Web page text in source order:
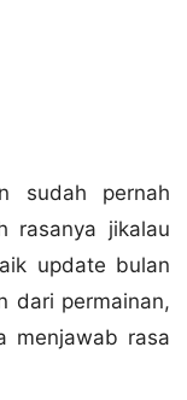
sudah pernah
rasanya jikalau
update bulan
dari permainan,
menjawab rasa